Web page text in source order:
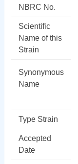
NBRC No.
Scientific
Name of this
Strain
Synonymous
Name
Type Strain
Accepted
Date